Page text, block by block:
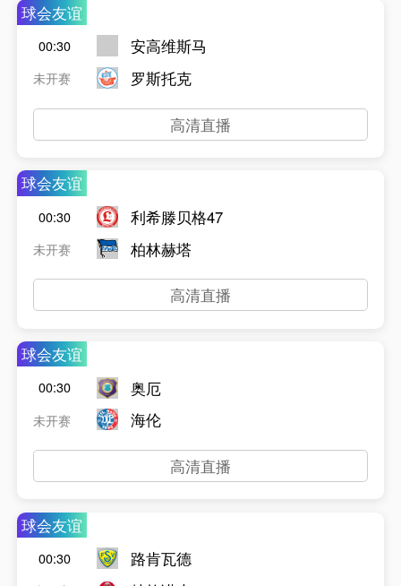
球会友谊
00:30
未开赛
安高维斯马
罗斯托克
高清直播
球会友谊
00:30
未开赛
利希滕贝格47
柏林赫塔
高清直播
球会友谊
00:30
未开赛
奥厄
海伦
高清直播
球会友谊
00:30
路肯瓦德